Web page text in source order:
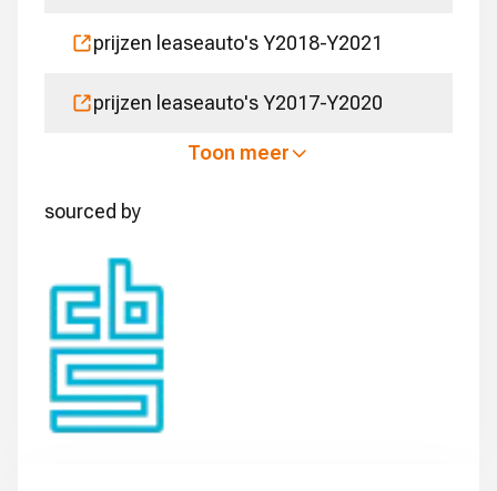
prijzen leaseauto's Y2018-Y2021
prijzen leaseauto's Y2017-Y2020
Toon meer
sourced by